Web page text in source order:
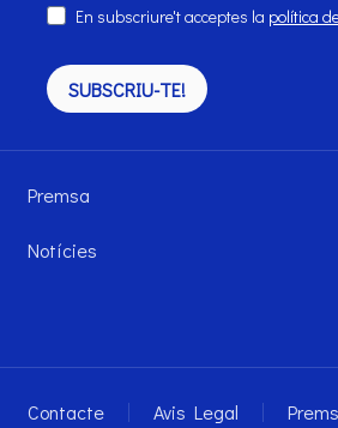
En subscriure't acceptes la política
SUBSCRIU-TE!
Premsa
Notícies
Contacte Avis Legal